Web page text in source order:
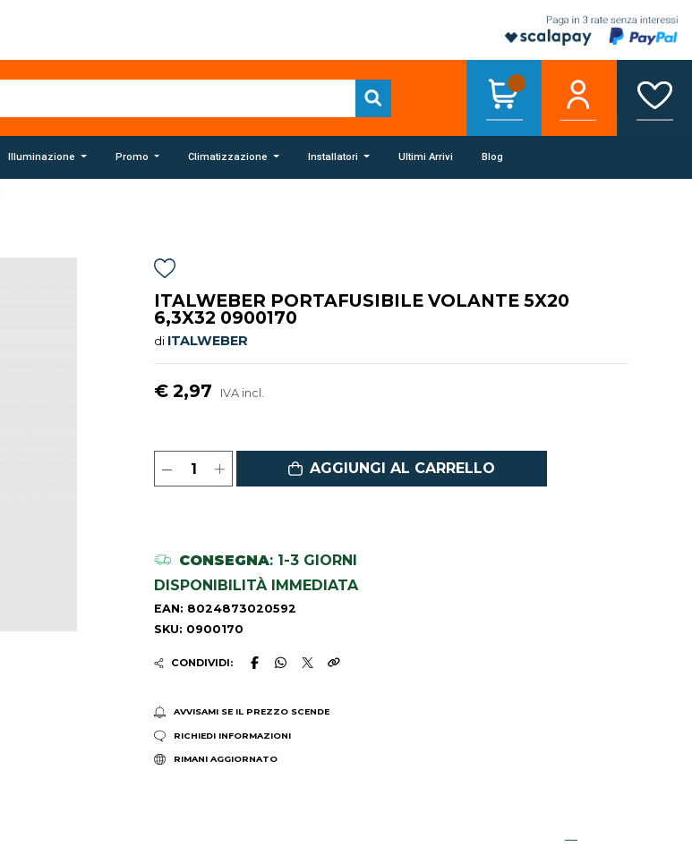
Illuminazione Promo Climatizzazione Installatori Ultimi Arrivi Blog
ITALWEBER PORTAFUSIBILE VOLANTE 5X20
6,3X32 0900170
di ITALWEBER
€ 2,97 IVA incl.
AGGIUNGI AL CARRELLO
CONSEGNA: 1-3 GIORNI
DISPONIBILITÀ IMMEDIATA
EAN: 8024873020592
SKU: 0900170
CONDIVIDI:
AVVISAMI SE IL PREZZO SCENDE
RICHIEDI INFORMAZIONI
RIMANI AGGIORNATO